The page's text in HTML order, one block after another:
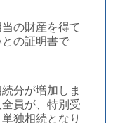
の財産を得て
の証明書で
分が増加しま
員が、特別受
独相続となり